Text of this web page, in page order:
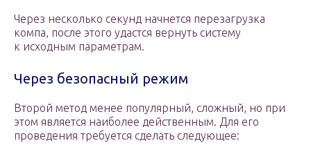
Через несколько секунд начнется перезагрузка
компа, после этого удастся вернуть систему
к исходным параметрам.
Через безопасный режим
Второй метод менее популярный, сложный, но при
этом является наиболее действенным. Для его
проведения требуется сделать следующее: